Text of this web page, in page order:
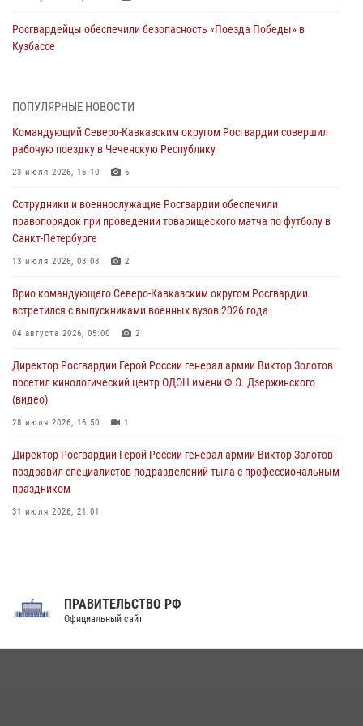
Росгвардейцы обеспечили безопасность «Поезда Победы» в
Кузбассе
ОМОН «Ойрат» Управления Росгвардии по Республике Калмыкия
08 августа 2026, 07:00
В Кабардино-Балкарии сотрудники Росгвардии провели турнир по
08 августа 2026, 07:00
Военнослужащие Софринской бригады Росгвардии встретились с
участником патриотического проекта «Дорогой Ломоносова —
08 августа 2026, 07:00 2
В Москве росгвардейцы оказали помощь медикам и девушке с
08 августа 2026, 06:32 1
ПОПУЛЯРНЫЕ НОВОСТИ
Командующий Северо-Кавказским округом Росгвардии совершил
рабочую поездку в Чеченскую Республику
23 июля 2026, 16:10 6
Сотрудники и военнослужащие Росгвардии обеспечили
правопорядок при проведении товарищеского матча по футболу в
Санкт-Петербурге
13 июля 2026, 08:08 2
Врио командующего Северо-Кавказским округом Росгвардии
встретился с выпускниками военных вузов 2026 года
04 августа 2026, 05:00 2
Директор Росгвардии Герой России генерал армии Виктор Золотов
посетил кинологический центр ОДОН имени Ф.Э. Дзержинского
(видео)
28 июля 2026, 16:50 1
Директор Росгвардии Герой России генерал армии Виктор Золотов
поздравил специалистов подразделений тыла с профессиональным
праздником
31 июля 2026, 21:01
Праздник «Один день с Росгвардией» к 105-летию Центрального
ПРАВИТЕЛЬСТВО РФ
Официальный сайт